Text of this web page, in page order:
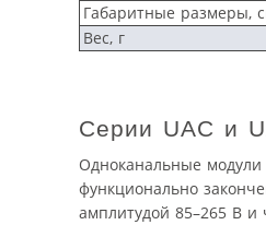
Габаритные размеры,
Вес, г
Серии UAC и
Одноканальные модули
функционально
амплитудой 85–265 В и